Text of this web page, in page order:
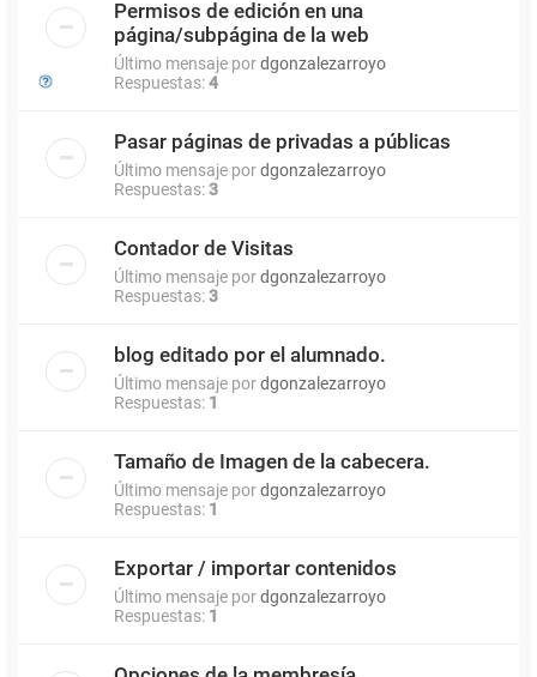
Permisos de edición en una
página/subpágina de la web
Último mensaje pordgonzalezarroyo
Respuestas:4
Pasar páginas de privadas a públicas
Último mensaje pordgonzalezarroyo
Respuestas:3
Contador de Visitas
Último mensaje pordgonzalezarroyo
Respuestas:3
blog editado por el alumnado.
Último mensaje pordgonzalezarroyo
Respuestas: 1
Tamaño de Imagen de la cabecera.
Último mensaje pordgonzalezarroyo
Respuestas: 1
Exportar / importar contenidos
Último mensaje pordgonzalezarroyo
Respuestas: 1